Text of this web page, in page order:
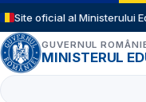
Sari la conținutul principal
Site oficial al Ministerului
GUVERNUL
MINISTERUL
Caută